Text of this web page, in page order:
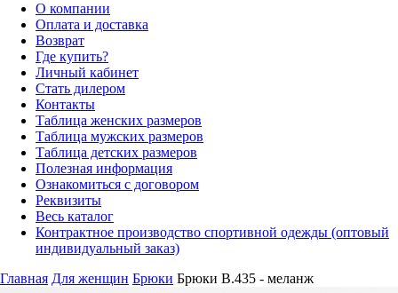
О компании
Оплата и доставка
Возврат
Где купить?
Личный кабинет
Стать дилером
Контакты
Таблица женских размеров
Таблица мужских размеров
Таблица детских размеров
Полезная информация
Ознакомиться с договором
Реквизиты
Весь каталог
Контрактное производство спортивной одежды (оптовый
индивидуальный заказ)
Главная Для женщин Брюки Брюки B.435 - меланж